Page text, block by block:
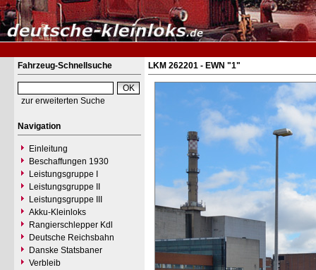
Fahrzeug-Schnellsuche
zur erweiterten Suche
Navigation
Einleitung
Beschaffungen 1930
Leistungsgruppe I
Leistungsgruppe II
Leistungsgruppe III
Akku-Kleinloks
Rangierschlepper Kdl
Deutsche Reichsbahn
Danske Statsbaner
Verbleib
LKM 262201 - EWN "1"